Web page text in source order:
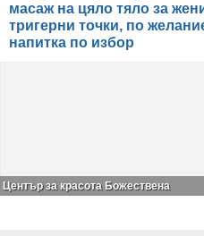
масаж на цяло тяло за
тригерни точки, по
напитка по избор
Център за красота Божествена